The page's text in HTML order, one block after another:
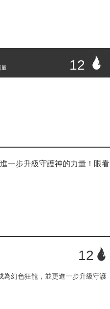
量
12
一步升級守護神的力量！眼看
12
為幻色狂龍，並更進一步升級守護